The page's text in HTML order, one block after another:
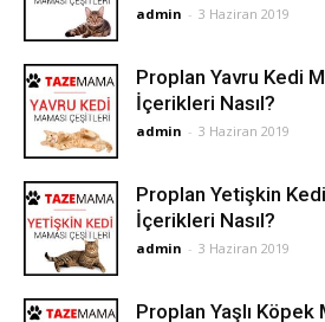
admin - 3 Haziran 2019
Proplan Yavru Kedi
İçerikleri Nasıl?
admin - 3 Haziran 2019
Proplan Yetişkin
İçerikleri Nasıl?
admin - 3 Haziran 2019
Proplan Yaşlı Köpek